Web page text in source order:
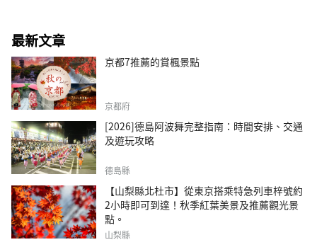
最新文章
京都7推薦的賞楓景點
京都府
[2026]德島阿波舞完整指南：時間安排、交通
及遊玩攻略
德島縣
【山梨縣北杜市】從東京搭乘特急列車梓號約
2小時即可到達！秋季紅葉美景及推薦觀光景
點。
山梨縣